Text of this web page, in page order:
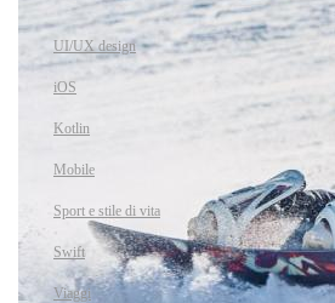
UI/UX design
iOS
Kotlin
Mobile
Sport e stile di vita
Swift
Viaggi